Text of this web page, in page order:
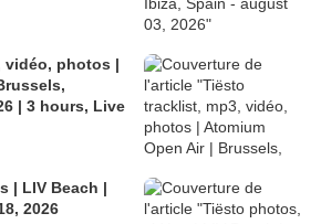
vidéo, photos |
| 3 hours, Live
| LIV Beach |
2026